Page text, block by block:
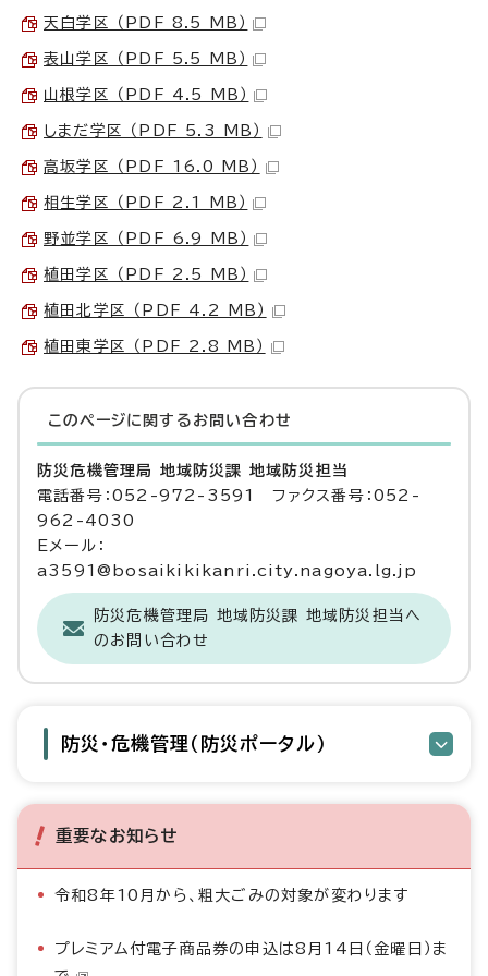
天白学区 （PDF 8.5 MB）
表山学区 （PDF 5.5 MB）
山根学区 （PDF 4.5 MB）
しまだ学区 （PDF 5.3 MB）
高坂学区 （PDF 16.0 MB）
相生学区 （PDF 2.1 MB）
野並学区 （PDF 6.9 MB）
植田学区 （PDF 2.5 MB）
植田北学区 （PDF 4.2 MB）
植田東学区 （PDF 2.8 MB）
このページに関する お問い合わせ
防災危機管理局 地域防災課 地域防災担当
電話番号：052-972-3591 ファクス番号：052-
962-4030
Eメール：
a3591@bosaikikikanri.city.nagoya.lg.jp
防災危機管理局 地域防災課 地域防災担当へ
のお問い合わせ
防災・危機管理（防災ポータル）
重要なお知らせ
令和8年10月から、粗大ごみの対象が変わります
プレミアム付電子商品券の申込は8月14日（金曜日）ま